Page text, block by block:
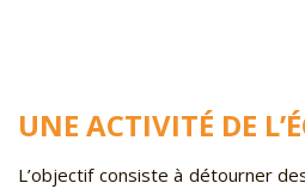
UNE ACTIVITÉ DE
L’objectif consiste à détourner